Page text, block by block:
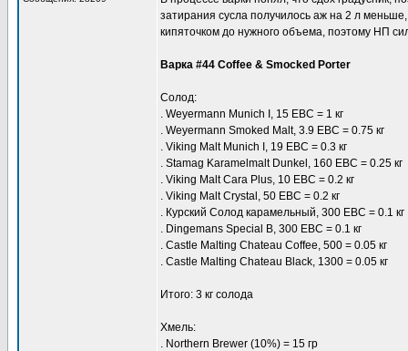
затирания сусла получилось аж на 2 л
кипяточком до нужного объема, поэтому НП
Варка #44 Coffee & Smocked Porter
Солод:
. Weyermann Munich I, 15 ЕBC = 1 кг
. Weyermann Smoked Malt, 3.9 EBC = 0.75 кг
. Viking Malt Munich I, 19 EBC = 0.3 кг
. Stamag Karamelmalt Dunkel, 160 EBC = 0.25 кг
. Viking Malt Cara Plus, 10 EBC = 0.2 кг
. Viking Malt Crystal, 50 EBC = 0.2 кг
. Курский Солод карамельный, 300 EBC = 0.1 кг
. Dingemans Special B, 300 EBC = 0.1 кг
. Сastle Malting Chateau Coffee, 500 = 0.05 кг
. Сastle Malting Chateau Black, 1300 = 0.05 кг
Итого: 3 кг солода
Хмель:
. Northern Brewer (10%) = 15 гр